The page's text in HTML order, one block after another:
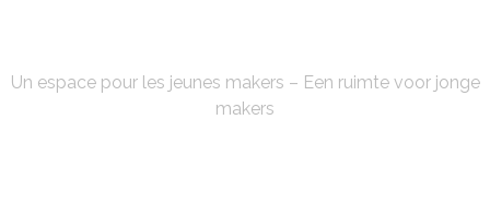
Un espace pour les jeunes makers – Een ruimte voor jonge
makers